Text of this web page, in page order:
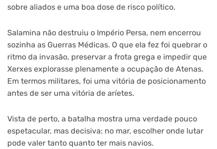
sobre aliados e uma boa dose de risco político.
Salamina não destruiu o Império Persa, nem encerrou
sozinha as Guerras Médicas. O que ela fez foi quebrar o
ritmo da invasão, preservar a frota grega e impedir que
Xerxes explorasse plenamente a ocupação de Atenas.
Em termos militares, foi uma vitória de posicionamento
antes de ser uma vitória de aríetes.
Vista de perto, a batalha mostra uma verdade pouco
espetacular, mas decisiva: no mar, escolher onde lutar
pode valer tanto quanto ter mais navios.